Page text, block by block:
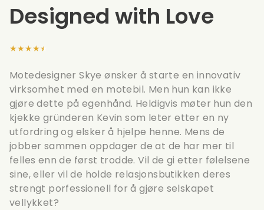
Designed with Love
★★★★★
Motedesigner Skye ønsker å starte en innovativ
virksomhet med en motebil. Men hun kan ikke
gjøre dette på egenhånd. Heldigvis møter hun den
kjekke gründeren Kevin som leter etter en ny
utfordring og elsker å hjelpe henne. Mens de
jobber sammen oppdager de at de har mer til
felles enn de først trodde. Vil de gi etter følelsene
sine, eller vil de holde relasjonsbutikken deres
strengt porfessionell for å gjøre selskapet
vellykket?